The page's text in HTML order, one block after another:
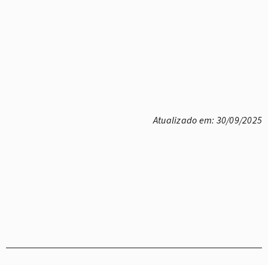
Atualizado em: 30/09/2025